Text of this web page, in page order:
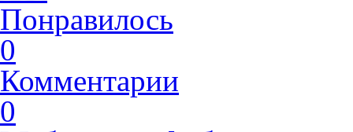
Понравилось
0
Комментарии
0